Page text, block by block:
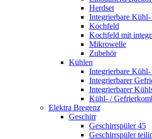
Herdset
Integrierbare
Kochfeld
Kochfeld mit
Mikrowelle
Zubehör
Kühlen
Integrierbare
Integrierbarer
Integrierbarer
Kühl- /
Elektra Bregenz
Geschirr
Geschirrspüler 45
Geschirrspüler